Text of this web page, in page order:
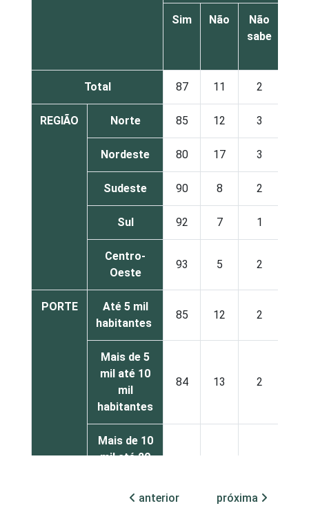
Sim Não
Não
sabe
Total 87 11 2
REGIÃO Norte 85 12 3
Nordeste 80 17 3
Sudeste 90 8 2
Sul 92 7 1
Centro-
Oeste
93 5 2
PORTE
Até 5 mil
habitantes
85 12 2
Mais de 5
mil até 10
mil
habitantes
84 13 2
Mais de 10
mil até 20
habitantes
anterior próxima